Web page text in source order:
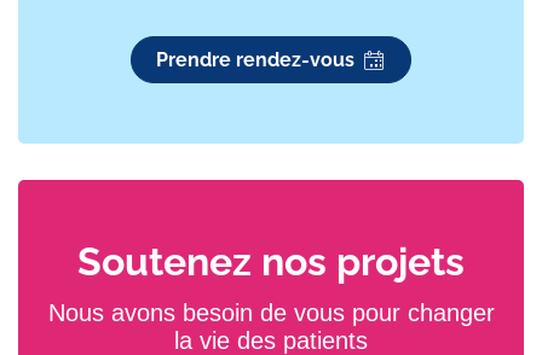
Prendre rendez-vous
Soutenez nos projets
Nous avons besoin de vous pour changer
la vie des patients